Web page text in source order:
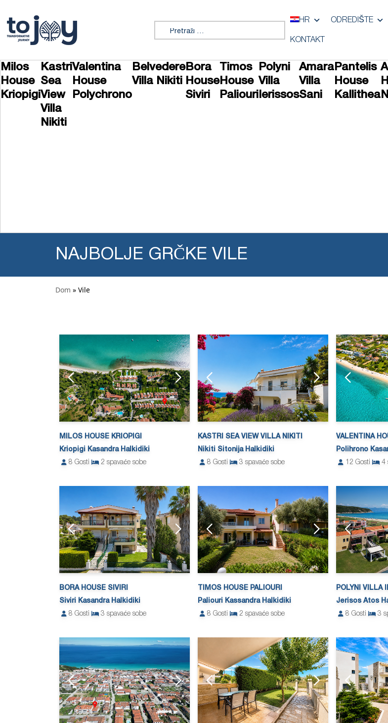
Tražiti:
HR ODREDIŠTE
KONTAKT
Milos
House
Kriopigi
Kastri
Sea
View
Villa
Nikiti
Valentina
House
Polychrono
Belvedere
Villa Nikiti
Bora
House
Siviri
Timos
House
Paliouri
Polyni
Villa
Ierissos
Amara
Villa
Sani
Pantelis
House
Kallithea
NAJBOLJE GRČKE VILE
Dom » Vile
MILOS HOUSE KRIOPIGI
Kriopigi Kasandra Halkidiki
8 Gosti 2 spavaće sobe
KASTRI SEA VIEW VILLA NIKITI
Nikiti Sitonija Halkidiki
8 Gosti 3 spavaće sobe
VALENTINA
Polihrono
12 Gosti 4
BORA HOUSE SIVIRI
Siviri Kasandra Halkidiki
8 Gosti 3 spavaće sobe
TIMOS HOUSE PALIOURI
Paliouri Kassandra Halkidiki
8 Gosti 2 spavaće sobe
POLYNI VILLA
Jerisos Atos
8 Gosti 3